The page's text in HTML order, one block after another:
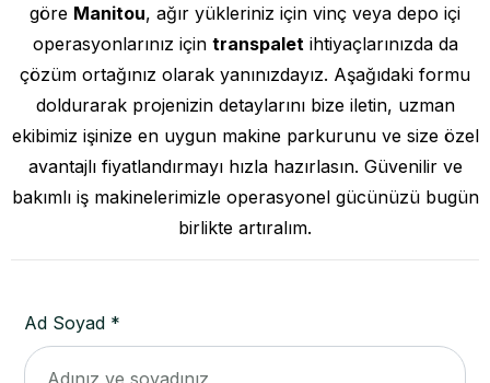
göre Manitou, ağır yükleriniz için vinç veya depo içi
operasyonlarınız için transpalet ihtiyaçlarınızda da
çözüm ortağınız olarak yanınızdayız. Aşağıdaki formu
doldurarak projenizin detaylarını bize iletin, uzman
ekibimiz işinize en uygun makine parkurunu ve size özel
avantajlı fiyatlandırmayı hızla hazırlasın. Güvenilir ve
bakımlı iş makinelerimizle operasyonel gücünüzü bugün
birlikte artıralım.
Ad Soyad *